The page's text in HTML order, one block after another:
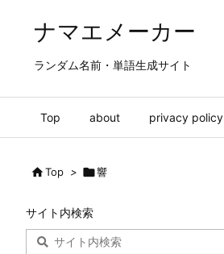
ナマエメーカー
ランダム名前・単語生成サイト
Top about privacy policy
Top > 響
サイト内検索